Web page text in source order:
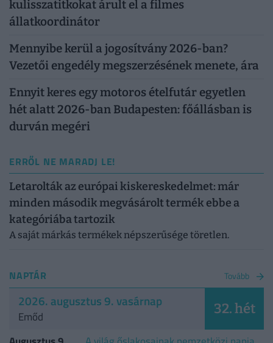
kulisszatitkokat árult el a filmes
állatkoordinátor
Mennyibe kerül a jogosítvány 2026-ban?
Vezetői engedély megszerzésének menete, ára
Ennyit keres egy motoros ételfutár egyetlen
hét alatt 2026-ban Budapesten: főállásban is
durván megéri
ERRŐL NE MARADJ LE!
Letarolták az európai kiskereskedelmet: már
minden második megvásárolt termék ebbe a
kategóriába tartozik
A saját márkás termékek népszerűsége töretlen.
NAPTÁR Tovább
2026. augusztus 9. vasárnap
Emőd 32. hét